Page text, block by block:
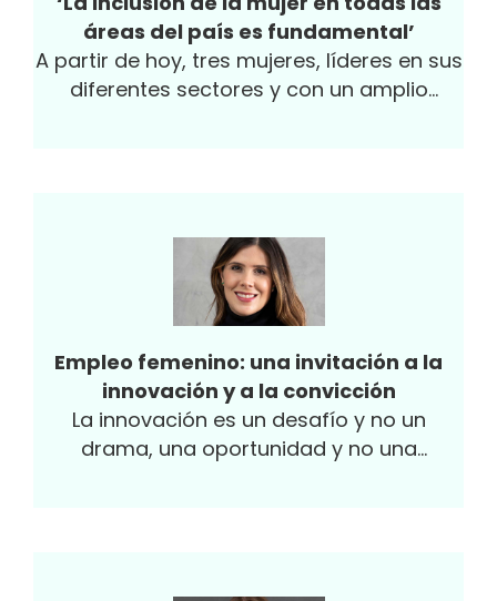
áreas del país es fundamental’
A partir de hoy, tres mujeres, líderes en sus
diferentes sectores y con un amplio
Colombia (Andi). Fueron seleccionadas
dentro de un grupo de 50 aspirantes y se
integran al gremio para fortalecer las
políticas de equidad de género en las
organizaciones y dar una nuevo aire al
gremio.
Empleo femenino: una invitación a la
innovación y a la convicción
La innovación es un desafío y no un
drama, una oportunidad y no una